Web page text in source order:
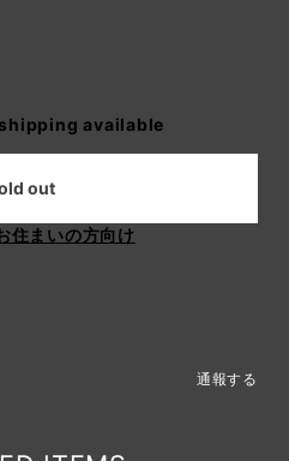
available
out
住まいの方向け
通報する